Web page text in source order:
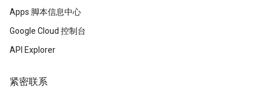
Apps 脚本信息中心
Google Cloud 控制台
API Explorer
紧密联系